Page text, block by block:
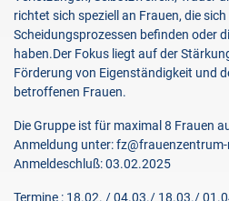
richtet sich speziell an Frauen, die
Scheidungsprozessen befinden oder
haben.Der Fokus liegt auf der
Förderung von Eigenständigkeit und
betroffenen Frauen.
Die Gruppe ist für maximal 8 Frauen
Anmeldung unter:
Anmeldeschluß: 03.02.2025
Termine : 18.02. / 04.03./ 18.03./